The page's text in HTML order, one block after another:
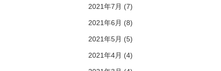
2021年7月 (7)
2021年6月 (8)
2021年5月 (5)
2021年4月 (4)